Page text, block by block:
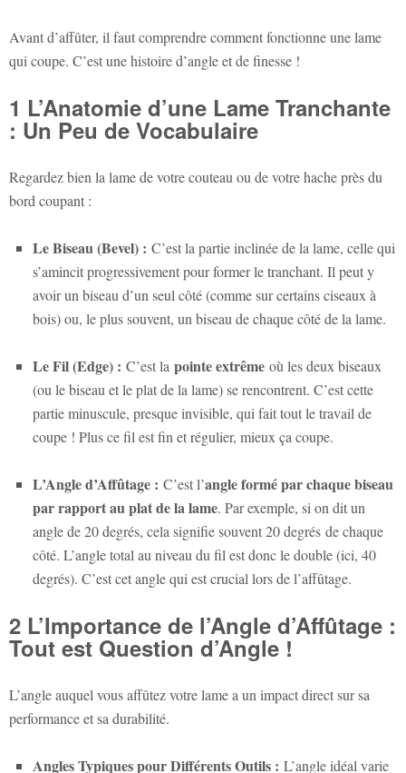
Avant d’affûter, il faut comprendre comment fonctionne une lame
qui coupe. C’est une histoire d’angle et de finesse !
1 L’Anatomie d’une Lame Tranchante
: Un Peu de Vocabulaire
Regardez bien la lame de votre couteau ou de votre hache près du
bord coupant :
Le Biseau (Bevel) : C’est la partie inclinée de la lame, celle qui
s’amincit progressivement pour former le tranchant. Il peut y
avoir un biseau d’un seul côté (comme sur certains ciseaux à
bois) ou, le plus souvent, un biseau de chaque côté de la lame.
Le Fil (Edge) : C’est la pointe extrême où les deux biseaux
(ou le biseau et le plat de la lame) se rencontrent. C’est cette
partie minuscule, presque invisible, qui fait tout le travail de
coupe ! Plus ce fil est fin et régulier, mieux ça coupe.
L’Angle d’Affûtage : C’est l’angle formé par chaque biseau
par rapport au plat de la lame. Par exemple, si on dit un
angle de 20 degrés, cela signifie souvent 20 degrés de chaque
côté. L’angle total au niveau du fil est donc le double (ici, 40
degrés). C’est cet angle qui est crucial lors de l’affûtage.
2 L’Importance de l’Angle d’Affûtage :
Tout est Question d’Angle !
L’angle auquel vous affûtez votre lame a un impact direct sur sa
performance et sa durabilité.
Angles Typiques pour Différents Outils : L’angle idéal varie